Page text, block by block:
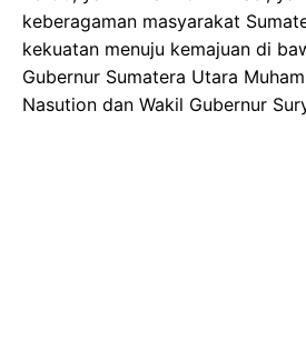
keberagaman masyarakat
kekuatan menuju kemajuan di
Gubernur Sumatera Utara
Nasution dan Wakil Gubernur